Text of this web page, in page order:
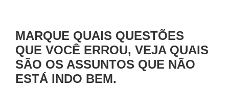
MARQUE QUAIS QUESTÕES
QUE VOCÊ ERROU, VEJA QUAIS
SÃO OS ASSUNTOS QUE NÃO
ESTÁ INDO BEM.